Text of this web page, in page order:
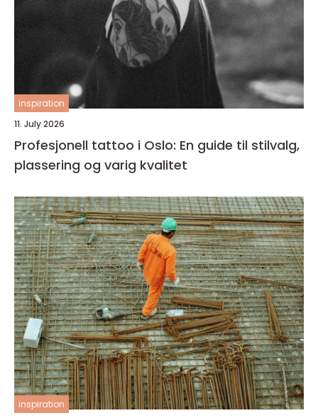
inspiration
11. July 2026
Profesjonell tattoo i Oslo: En guide til stilvalg,
plassering og varig kvalitet
inspiration